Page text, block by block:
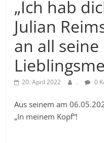
„Ich hab
Julian
an all seine
20. April 2022 . 0
Aus seinem am
„In meinem Kopf“!